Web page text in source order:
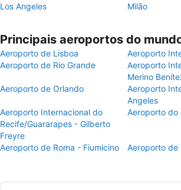
Los Angeles
Milão
Principais aeroportos do
Aeroporto de Lisboa
Aeroporto
Aeroporto de Rio Grande
Aeroporto
Merino
Aeroporto de Orlando
Aeroporto
Angeles
Aeroporto Internacional do
Recife/Guararapes - Gilberto
Freyre
Aeroporto do
Aeroporto de Roma - Fiumicino Aeroporto de